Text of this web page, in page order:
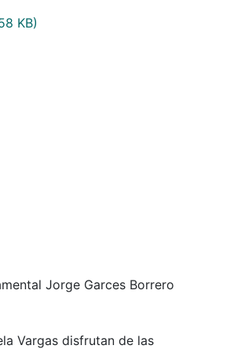
KB)
Jorge Garces Borrero
Vargas disfrutan de las